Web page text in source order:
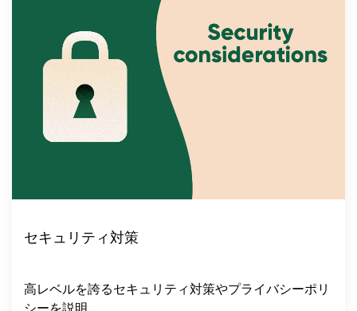
セキュリティ対策
高レベルを誇るセキュリティ対策やプライバシーポリ